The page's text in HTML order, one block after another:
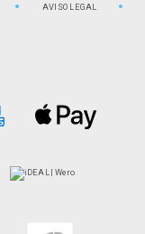
AVISO LEGAL